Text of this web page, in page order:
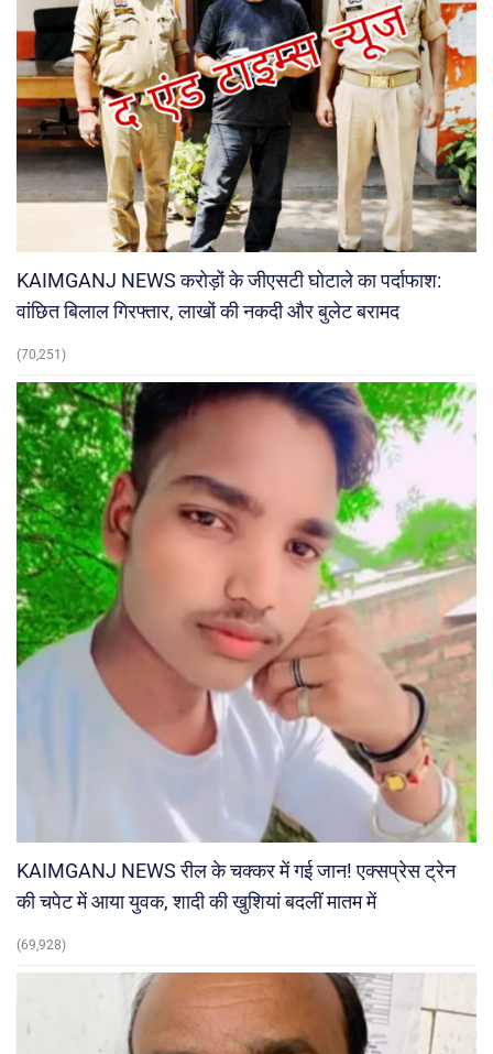
KAIMGANJ NEWS करोड़ों के जीएसटी घोटाले का पर्दाफाश:
वांछित बिलाल गिरफ्तार, लाखों की नकदी और बुलेट बरामद
(70,251)
KAIMGANJ NEWS रील के चक्कर में गई जान! एक्सप्रेस ट्रेन
की चपेट में आया युवक, शादी की खुशियां बदलीं मातम में
(69,928)